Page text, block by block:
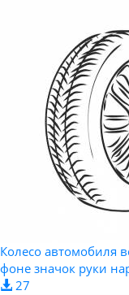
Колесо автомобиля
фоне значок руки
27